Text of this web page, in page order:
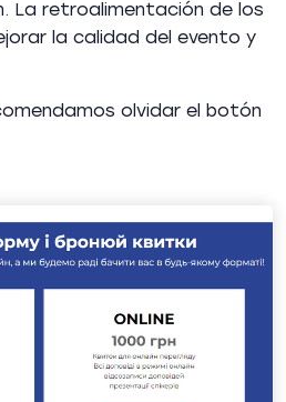
La retroalimentación de los
la calidad del evento y
olvidar el botón